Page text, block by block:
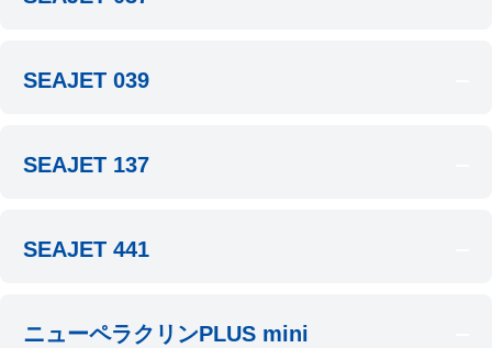
SEAJET 039
SEAJET 137
SEAJET 441
ニューペラクリンPLUS mini